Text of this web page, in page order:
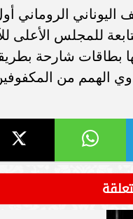
اليوناني الروماني
للمجلس الأعلى
بطاقات شارحة
الهمم من